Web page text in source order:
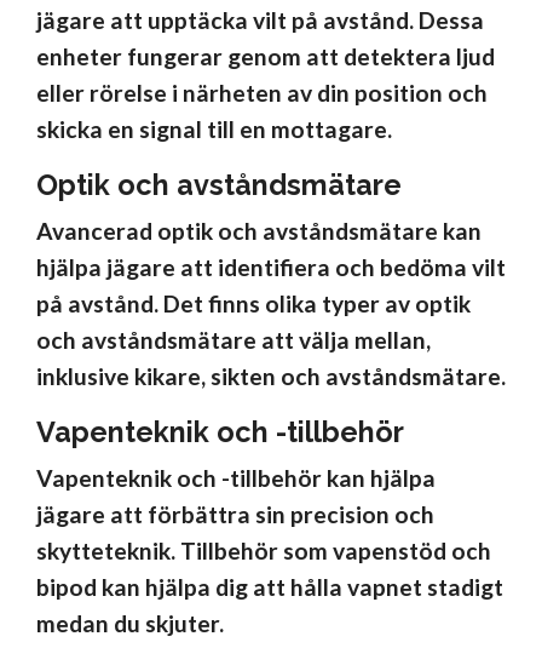
jägare att upptäcka vilt på avstånd. Dessa
enheter fungerar genom att detektera ljud
eller rörelse i närheten av din position och
skicka en signal till en mottagare.
Optik och avståndsmätare
Avancerad optik och avståndsmätare kan
hjälpa jägare att identifiera och bedöma vilt
på avstånd. Det finns olika typer av optik
och avståndsmätare att välja mellan,
inklusive kikare, sikten och avståndsmätare.
Vapenteknik och -tillbehör
Vapenteknik och -tillbehör kan hjälpa
jägare att förbättra sin precision och
skytteteknik. Tillbehör som vapenstöd och
bipod kan hjälpa dig att hålla vapnet stadigt
medan du skjuter.